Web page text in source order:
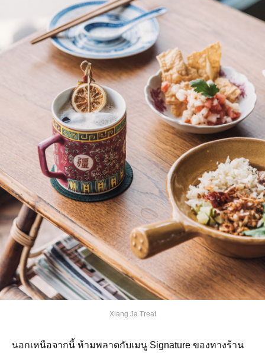
Xiang Ja Treat
นอกเหนือจากนี้ ห้ามพลาดกับเมนู Signature ของทางร้าน